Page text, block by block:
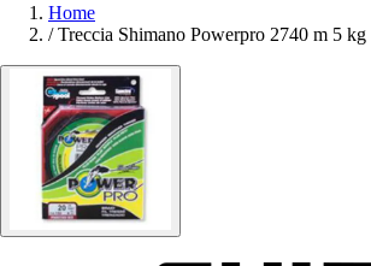
Home
/ Treccia Shimano Powerpro 2740 m 5 kg